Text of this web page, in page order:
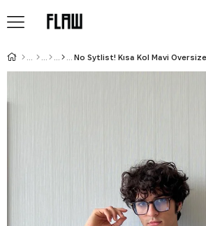
No Sytlist! Kısa Kol Mavi